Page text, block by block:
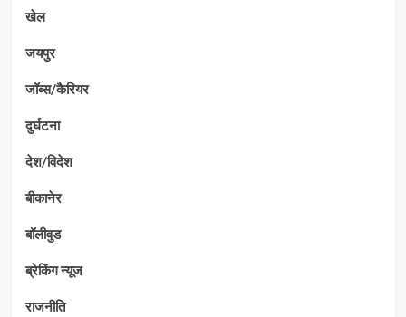
खेल
जयपुर
जॉब्स/कैरियर
दुर्घटना
देश/विदेश
बीकानेर
बॉलीवुड
ब्रेकिंग न्यूज
राजनीति